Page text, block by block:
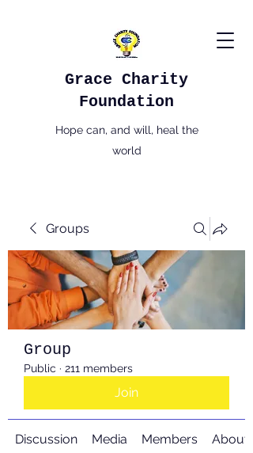
Grace Charity
Foundation
Hope can, and will, heal the
world
Groups
Group
Public · 211 members
Join
Discussion Media Members About